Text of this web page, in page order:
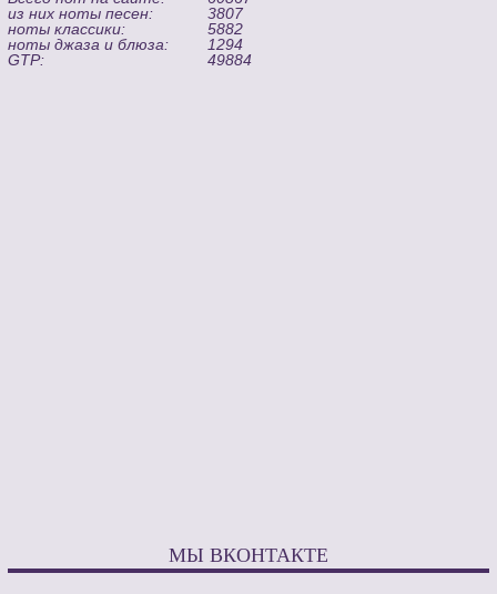
из них ноты песен:
3807
ноты классики:
5882
ноты джаза и блюза:
1294
GTP:
49884
МЫ ВКОНТАКТЕ